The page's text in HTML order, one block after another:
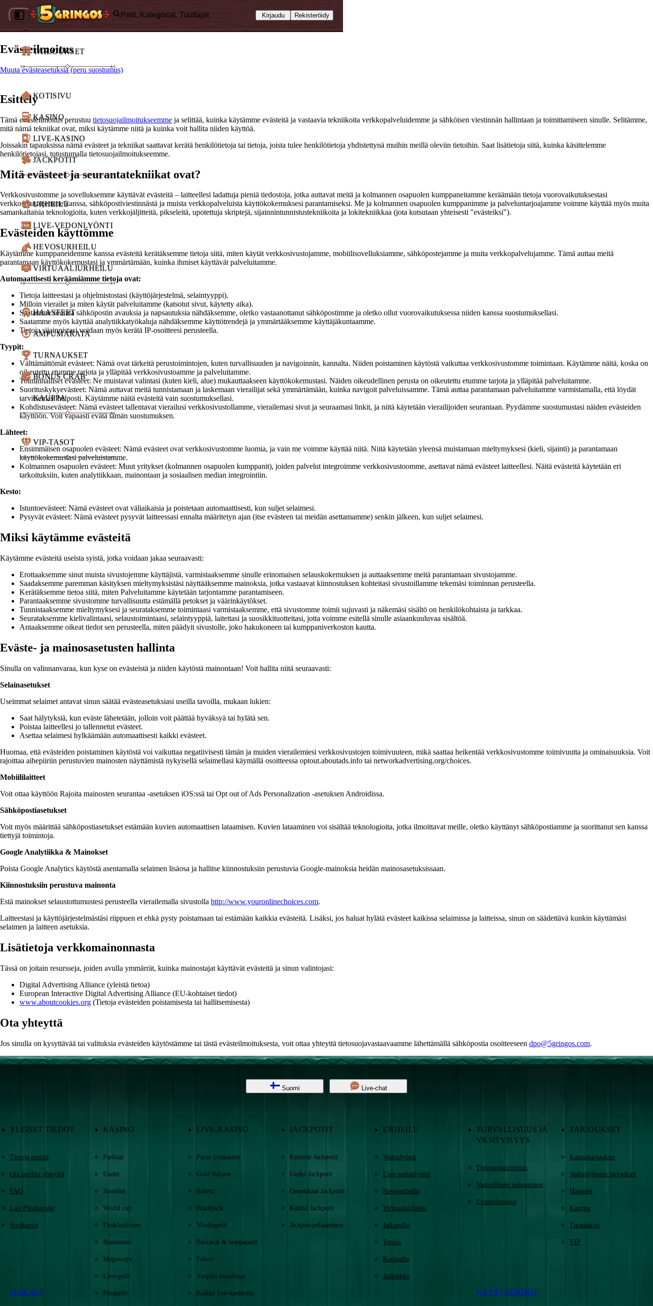
Pelit, Kategoriat, Tuottajat Kirjaudu Rekisteröidy
TARJOUKSET
KOTISIVU
KASINO
LIVE-KASINO
JACKPOTIT
URHEILU
LIVE-VEDONLYÖNTI
HEVOSURHEILU
VIRTUAALIURHEILU
HAASTEET
AMPUMARATA
TURNAUKSET
BONUS CRAB
KAUPPA
VIP-TASOT
Evästeilmoitus
Muuta evästeasetuksia (peru suostumus)
Esittely
Tämä evästeilmoitus perustuu tietosuojailmoitukseemme ja selittää, kuinka käytämme evästeitä ja vastaavia tekniikoita verkkopalveluidemme ja sähköisen viestinnän hallintaan ja toimittamiseen sinulle. Selitämme,
mitä nämä tekniikat ovat, miksi käytämme niitä ja kuinka voit hallita niiden käyttöä.
Joissakin tapauksissa nämä evästeet ja tekniikat saattavat kerätä henkilötietoja tai tietoja, joista tulee henkilötietoja yhdistettynä muihin meillä oleviin tietoihin. Saat lisätietoja siitä, kuinka käsittelemme
henkilötietojasi, tutustumalla tietosuojailmoitukseemme.
Mitä evästeet ja seurantatekniikat ovat?
Verkkosivustomme ja sovelluksemme käyttävät evästeitä – laitteellesi ladattuja pieniä tiedostoja, jotka auttavat meitä ja kolmannen osapuolen kumppaneitamme keräämään tietoja vuorovaikutuksestasi
verkkosivustojemme kanssa, sähköpostiviestinnästä ja muista verkkopalveluista käyttökokemuksesi parantamiseksi. Me ja kolmannen osapuolen kumppanimme ja palveluntarjoajamme voimme käyttää myös muita
samankaltaisia ​​teknologioita, kuten verkkojäljitteitä, pikseleitä, upotettuja skriptejä, sijainnintunnistustekniikoita ja lokitekniikkaa (jota kutsutaan yhteisesti "evästeiksi").
Evästeiden käyttömme
Käytämme kumppaneidemme kanssa evästeitä kerätäksemme tietoja siitä, miten käytät verkkosivustojamme, mobiilisovelluksiamme, sähköpostejamme ja muita verkkopalvelujamme. Tämä auttaa meitä
parantamaan käyttökokemustasi ja ymmärtämään, kuinka ihmiset käyttävät palveluitamme.
Automaattisesti keräämiämme tietoja ovat:
Tietoja laitteestasi ja ohjelmistostasi (käyttöjärjestelmä, selaintyyppi).
Milloin vierailet ja miten käytät palveluitamme (katsotut sivut, käytetty aika).
Saatamme seurata sähköpostin avauksia ja napsautuksia nähdäksemme, oletko vastaanottanut sähköpostimme ja oletko ollut vuorovaikutuksessa niiden kanssa suostumuksellasi.
Saatamme myös käyttää analytiikkatyökaluja nähdäksemme käyttötrendejä ja ymmärtääksemme käyttäjäkuntaamme.
Tietoja sijainnistasi voidaan myös kerätä IP-osoitteesi perusteella.
Tyypit:
Välttämättömät evästeet: Nämä ovat tärkeitä perustoimintojen, kuten turvallisuuden ja navigoinnin, kannalta. Niiden poistaminen käytöstä vaikuttaa verkkosivustomme toimintaan. Käytämme näitä, koska on
oikeutettu etumme tarjota ja ylläpitää verkkosivustoamme ja palveluitamme.
Toiminnalliset evästeet: Ne muistavat valintasi (kuten kieli, alue) mukauttaakseen käyttökokemustasi. Näiden oikeudellinen perusta on oikeutettu etumme tarjota ja ylläpitää palveluitamme.
Suorituskykyevästeet: Nämä auttavat meitä tunnistamaan ja laskemaan vierailijat sekä ymmärtämään, kuinka navigoit palveluissamme. Tämä auttaa parantamaan palveluitamme varmistamalla, että löydät
tarvitsemasi helposti. Käytämme näitä evästeitä vain suostumuksellasi.
Kohdistusevästeet: Nämä evästeet tallentavat vierailusi verkkosivustollamme, vierailemasi sivut ja seuraamasi linkit, ja niitä käytetään vierailijoiden seurantaan. Pyydämme suostumustasi näiden evästeiden
käyttöön. Voit vapaasti evätä tämän suostumuksen.
Lähteet:
Ensimmäisen osapuolen evästeet: Nämä evästeet ovat verkkosivustomme luomia, ja vain me voimme käyttää niitä. Niitä käytetään yleensä muistamaan mieltymyksesi (kieli, sijainti) ja parantamaan
käyttökokemustasi palveluistamme.
Kolmannen osapuolen evästeet: Muut yritykset (kolmannen osapuolen kumppanit), joiden palvelut integroimme verkkosivustoomme, asettavat nämä evästeet laitteellesi. Näitä evästeitä käytetään eri
tarkoituksiin, kuten analytiikkaan, mainontaan ja sosiaalisen median integrointiin.
Kesto:
Istuntoevästeet: Nämä evästeet ovat väliaikaisia ​​ja poistetaan automaattisesti, kun suljet selaimesi.
Pysyvät evästeet: Nämä evästeet pysyvät laitteessasi ennalta määritetyn ajan (itse evästeen tai meidän asettamamme) senkin jälkeen, kun suljet selaimesi.
Miksi käytämme evästeitä
Käytämme evästeitä useista syistä, jotka voidaan jakaa seuraavasti:
Erottaaksemme sinut muista sivustojemme käyttäjistä, varmistaaksemme sinulle erinomaisen selauskokemuksen ja auttaaksemme meitä parantamaan sivustojamme.
Saadaksemme paremman käsityksen mieltymyksistäsi näyttääksemme mainoksia, jotka vastaavat kiinnostuksen kohteitasi sivustoillamme tekemäsi toiminnan perusteella.
Kerätäksemme tietoa siitä, miten Palveluitamme käytetään tarjontamme parantamiseen.
Parantaaksemme sivustomme turvallisuutta estämällä petokset ja väärinkäytökset.
Tunnistaaksemme mieltymyksesi ja seurataksemme toimintaasi varmistaaksemme, että sivustomme toimii sujuvasti ja näkemäsi sisältö on henkilökohtaista ja tarkkaa.
Seurataksemme kielivalintaasi, selaustoimintaasi, selaintyyppiä, laitettasi ja suosikkituotteitasi, jotta voimme esitellä sinulle asiaankuuluvaa sisältöä.
Antaaksemme oikeat tiedot sen perusteella, miten päädyit sivustolle, joko hakukoneen tai kumppaniverkoston kautta.
Eväste- ja mainosasetusten hallinta
Sinulla on valinnanvaraa, kun kyse on evästeistä ja niiden käytöstä mainontaan! Voit hallita niitä seuraavasti:
Selainasetukset
Useimmat selaimet antavat sinun säätää evästeasetuksiasi useilla tavoilla, mukaan lukien:
Saat hälytyksiä, kun eväste lähetetään, jolloin voit päättää hyväksyä tai hylätä sen.
Poistaa laitteellesi jo tallennetut evästeet.
Asettaa selaimesi hylkäämään automaattisesti kaikki evästeet.
Huomaa, että evästeiden poistaminen käytöstä voi vaikuttaa negatiivisesti tämän ja muiden vierailemiesi verkkosivustojen toimivuuteen, mikä saattaa heikentää verkkosivustomme toimivuutta ja ominaisuuksia. Voit
rajoittaa aihepiiriin perustuvien mainosten näyttämistä nykyisellä selaimellasi käymällä osoitteessa optout.aboutads.info tai networkadvertising.org/choices.
Mobiililaitteet
Voit ottaa käyttöön Rajoita mainosten seurantaa -asetuksen iOS:ssä tai Opt out of Ads Personalization -asetuksen Androidissa.
Sähköpostiasetukset
Voit myös määrittää sähköpostiasetukset estämään kuvien automaattisen lataamisen. Kuvien lataaminen voi sisältää teknologioita, jotka ilmoittavat meille, oletko käyttänyt sähköpostiamme ja suorittanut sen kanssa
tiettyjä toimintoja.
Google Analytiikka & Mainokset
Poista Google Analytics käytöstä asentamalla selaimen lisäosa ja hallitse kiinnostuksiin perustuvia Google-mainoksia heidän mainosasetuksissaan.
Kiinnostuksiin perustuva mainonta
Estä mainokset selaustottumustesi perusteella vierailemalla sivustolla http://www.youronlinechoices.com.
Laitteestasi ja käyttöjärjestelmästäsi riippuen et ehkä pysty poistamaan tai estämään kaikkia evästeitä. Lisäksi, jos haluat hylätä evästeet kaikissa selaimissa ja laitteissa, sinun on säädettävä kunkin käyttämäsi
selaimen ja laitteen asetuksia.
Lisätietoja verkkomainonnasta
Tässä on joitain resursseja, joiden avulla ymmärrät, kuinka mainostajat käyttävät evästeitä ja sinun valintojasi:
Digital Advertising Alliance (yleistä tietoa)
European Interactive Digital Advertising Alliance (EU-kohtaiset tiedot)
www.aboutcookies.org (Tietoja evästeiden poistamisesta tai hallitsemisesta)
Ota yhteyttä
Jos sinulla on kysyttävää tai valituksia evästeiden käytöstämme tai tästä evästeilmoituksesta, voit ottaa yhteyttä tietosuojavastaavaamme lähettämällä sähköpostia osoitteeseen dpo@5gringos.com.
Suomi Live-chat
YLEISET TIEDOT
Tietoja meistä
Ota meihin yhteyttä
FAQ
Luo Pikakuvake
Sivukartta
KASINO
Parhaat
Uudet
Suositut
World cup
Eksklusiiviset
Bonusosto
Megaways
Live-pelit
Pikapelit
LIVE-KASINO
Paras livekasino
Gold Saloon
Ruletti
Blackjack
Visailupelit
Baccarat & noppapelit
Pokeri
Ympäri maailmaa
Kaikki live-kasinolta
JACKPOTIT
Kuumat Jackpotit
Uudet Jackpotit
Onnekkaat Jackpotit
Kaikki Jackpotit
Jackpot-pelaaminen
URHEILU
Vedonlyönti
Live-vedonlyönti
Hevosurheilu
Virtuaaliurheilu
Jalkapallo
Tennis
Koripallo
Jääkiekko
TURVALLISUUS JA
YKSITYISYYS
Tietosuojailmoitus
Vastuullinen pelaaminen
Evästeilmoitus
TARJOUKSET
Kasinotarjoukset
Vedonlyönnin tarjoukset
Haasteet
Kauppa
Turnaukset
VIP
KÄYTTÖEHDOT
MAKSUT